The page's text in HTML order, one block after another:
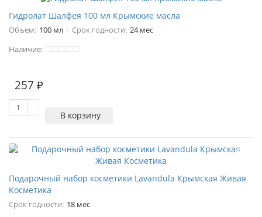
Гидролат Шалфея 100 мл Крымские масла
Объем: 100 мл Срок годности: 24 мес
Наличие:
257 ₽
В корзину
Подарочный набор косметики Lavandula Крымская Живая
Косметика
Срок годности: 18 мес